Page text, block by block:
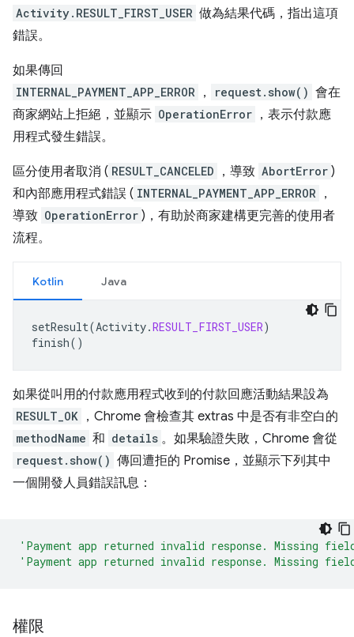
Activity.RESULT_FIRST_USER 做為結果代碼，指出這項
錯誤。
如果傳回
INTERNAL_PAYMENT_APP_ERROR ， request.show() 會在
商家網站上拒絕，並顯示 OperationError ，表示付款應
用程式發生錯誤。
區分使用者取消 ( RESULT_CANCELED ，導致 AbortError )
和內部應用程式錯誤 ( INTERNAL_PAYMENT_APP_ERROR
，
導致 OperationError )，有助於商家建構更完善的使用者
流程。
Kotlin Java
setResult(Activity.RESULT_FIRST_USER)
finish()
如果從叫用的付款應用程式收到的付款回應活動結果設為
RESULT_OK ，Chrome 會檢查其 extras 中是否有非空白的
methodName 和 details 。如果驗證失敗，Chrome 會從
request.show() 傳回遭拒的 Promise，並顯示下列其中
一個開發人員錯誤訊息：
'Payment app returned invalid response. Missing
'Payment app returned invalid response. Missing
權限